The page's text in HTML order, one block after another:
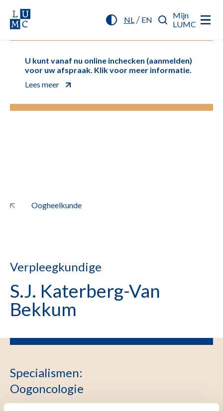
NL/ EN
Mijn
LUMC
U kunt vanaf nu online inchecken (aanmelden)
voor uw afspraak. Klik voor meer informatie.
Lees meer
Oogheelkunde
Verpleegkundige
S.J. Katerberg-Van
Bekkum
Specialismen:
Oogoncologie